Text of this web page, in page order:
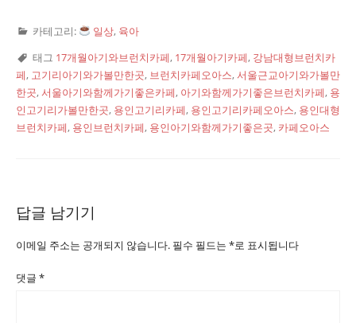
카테고리: 일상, 육아
태그 17개월아기와브런치카페, 17개월아기카페, 강남대형브런치카
페, 고기리아기와가볼만한곳, 브런치카페오아스,서울근교아기와가볼만
한곳,서울아기와함께가기좋은카페, 아기와함께가기좋은브런치카페, 용
인고기리가볼만한곳, 용인고기리카페, 용인고기리카페오아스, 용인대형
브런치카페, 용인브런치카페, 용인아기와함께가기좋은곳, 카페오아스
답글 남기기
이메일 주소는 공개되지 않습니다. 필수 필드는 *로 표시됩니다
댓글 *